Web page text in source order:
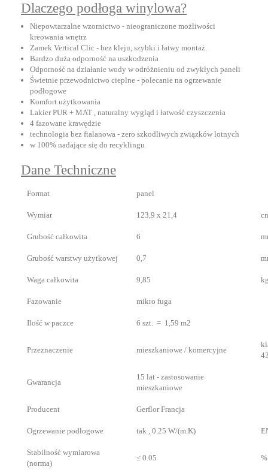
Dlaczego podłoga winylowa?
Niepowtarzalne wzornictwo - nieograniczone możliwości
kreowania wnętrz
Zamek Vertical Clic - bez kleju, szybki i łatwy montaż.
Bardzo duża odporność na uszkodzenia
Odporność na działanie wody w odróżnieniu od zwykłych paneli
Świetnie przewodnictwo cieplne - polecanie na ogrzewanie
podłogowe
Komfort użytkowania
Lakier PUR + MAT , naturalny wygląd i łatwość czyszczenia
4 fazowane krawędzie
technologia bez ftalanowa - zero szkodliwych związków lotnych
w 100% nadające się do recyklingu
Dane Techniczne
Format panel
Wymiar 123,9 x 21,4
Grubość całkowita 6
Grubość warstwy użytkowej 0,7
Waga całkowita 9,85
Fazowanie mikro fuga
Ilość w paczce 6 szt. = 1,59 m2
Przeznaczenie mieszkaniowe / komercyjne
Gwarancja
15 lat - zastosowanie
mieszkaniowe
Producent Gerflor Francja
Ogrzewanie podłogowe tak , 0.25 W/(m.K)
Stabilność wymiarowa
(norma)
≤ 0.05 %